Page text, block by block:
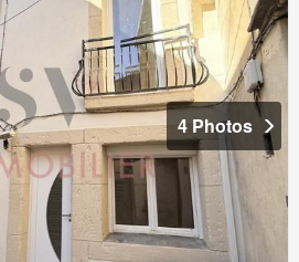
4 Photos